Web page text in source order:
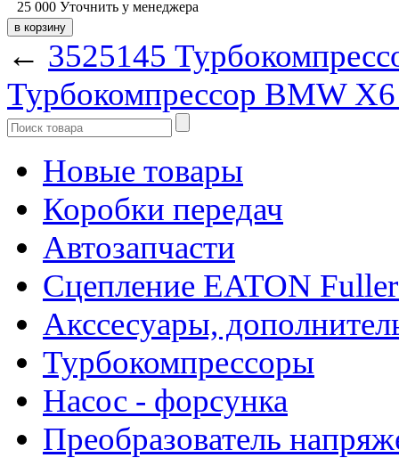
25 000 Уточнить у менеджера
← 3525145
Турбокомпрессор BMW
Новые товары
Коробки передач
Автозапчасти
Сцепление EATON
Акссесуары,
Турбокомпрессоры
Насос - форсунка
Преобразователь